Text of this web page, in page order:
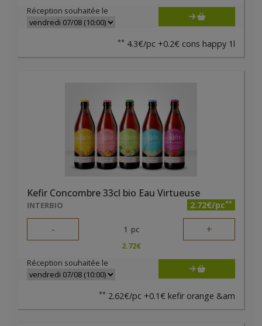
Réception souhaitée le
** 4.3€/pc +0.2€ cons happy 1l
Kefir Concombre 33cl bio Eau Virtueuse
INTERBIO 2.72€/pc**
- 1 pc +
2.72€
Réception souhaitée le
** 2.62€/pc +0.1€ kefir orange &am